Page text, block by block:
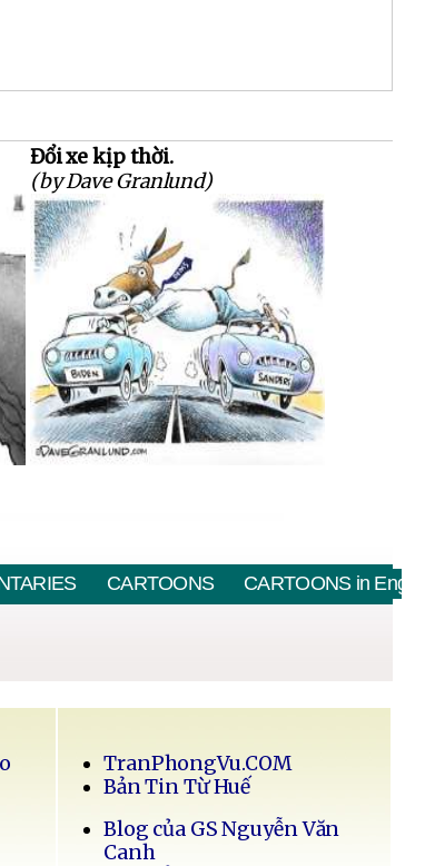
Đổi xe kịp thời.
(by Dave Granlund)
CARTOONS CARTOONS in English
TranPhongVu.COM
Bản Tin Từ Huế
Blog của GS Nguyễn Văn
Canh